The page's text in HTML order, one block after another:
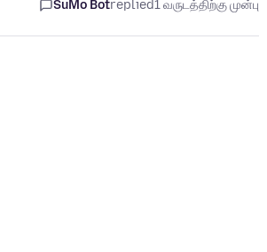
SuMo Botreplied1 வருடத்திற்கு முன்பு